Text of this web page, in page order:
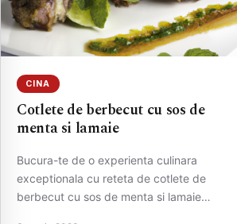
CINA
Cotlete de berbecut cu sos de
menta si lamaie
Bucura-te de o experienta culinara
exceptionala cu reteta de cotlete de
berbecut cu sos de menta si lamaie